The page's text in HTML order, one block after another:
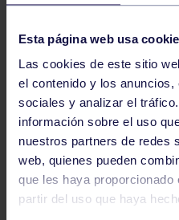
Esta página web usa
Las cookies de este sitio
el contenido y los
sociales y analizar el
información sobre el uso
nuestros partners de redes
web, quienes pueden
que les haya proporcionado
partir del uso que haya